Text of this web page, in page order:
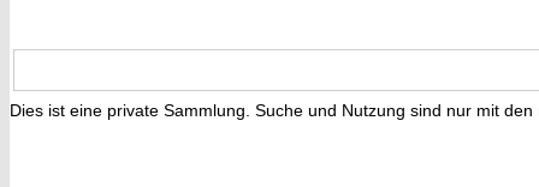
Dies ist eine private Sammlung. Suche und Nutzung sind nur mit